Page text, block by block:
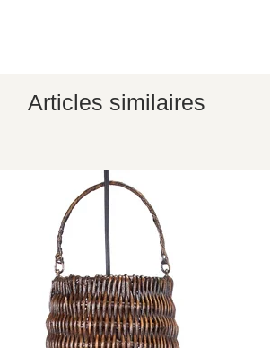
Articles similaires